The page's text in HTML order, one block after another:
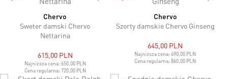
Chervo
Sweter damski Chervo
Nettarina
615,00 PLN
Najniższa cena: 650,00 PLN
Cena regularna: 720,00 PLN
Chervo
Szorty damskie Chervo Ginseng
645,00 PLN
Najniższa cena:690,00 PLN
Cena regularna:860,00 PLN